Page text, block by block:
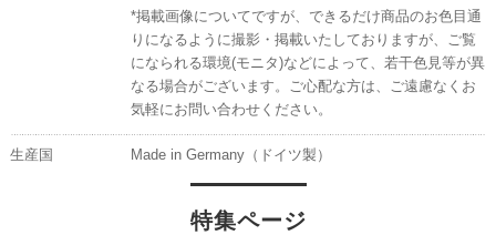
*掲載画像についてですが、できるだけ商品のお色目通
りになるように撮影・掲載いたしておりますが、ご覧
になられる環境(モニタ)などによって、若干色見等が異
なる場合がございます。ご心配な方は、ご遠慮なくお
気軽にお問い合わせください。
生産国 Made in Germany（ドイツ製）
特集ページ